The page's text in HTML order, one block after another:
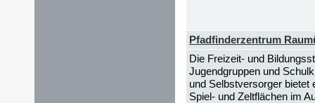
Pfadfinderzentrum
Die Freizeit- und
Jugendgruppen und
und Selbstversorger bietet
Spiel- und Zeltflächen im